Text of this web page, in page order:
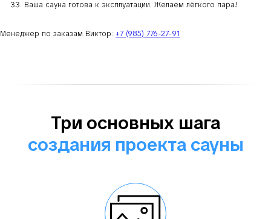
Ваша сауна готова к эксплуатации. Желаем лёгкого пара!
Менеджер по заказам Виктор: +7 (985) 776-27-91
Три основных шага
создания проекта сауны